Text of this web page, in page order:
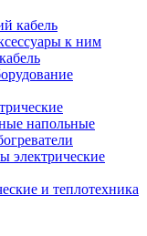
кабель
к ним
напольные
электрические
и теплотехника